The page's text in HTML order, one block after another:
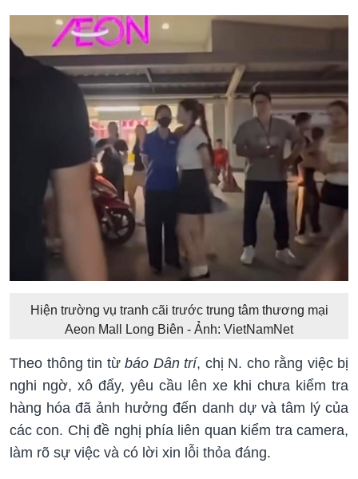
Hiện trường vụ tranh cãi trước trung tâm thương mại
Aeon Mall Long Biên - Ảnh: VietNamNet
Theo thông tin từbáo Dân trí, chị N. cho rằng việc bị
nghi ngờ, xô đẩy, yêu cầu lên xe khi chưa kiểm tra
hàng hóa đã ảnh hưởng đến danh dự và tâm lý của
các con. Chị đề nghị phía liên quan kiểm tra camera,
làm rõ sự việc và có lời xin lỗi thỏa đáng.